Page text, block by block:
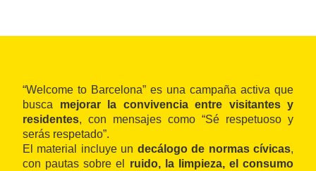
“Welcome to Barcelona” es una campaña activa que
busca mejorar la convivencia entre visitantes y
residentes, con mensajes como “Sé respetuoso y
serás respetado”.
El material incluye un decálogo de normas cívicas,
con pautas sobre el ruido, la limpieza, el consumo